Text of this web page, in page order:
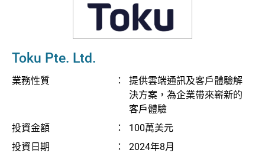
Toku Pte. Ltd.
業務性質 ：
提供雲端通訊及客戶體驗解
決方案，為企業帶來嶄新的
客戶體驗
投資金額
：
100萬美元
投資日期
：
2024年8月